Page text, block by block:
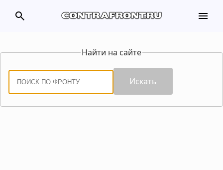
search contrafront.ru menu
Найти на сайте
Искать